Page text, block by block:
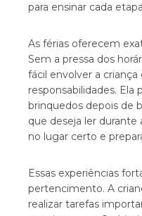
para ensinar cada
As férias oferecem
Sem a pressa dos
fácil envolver a
responsabilidades. Ela
brinquedos depois de
que deseja ler durante
no lugar certo e
Essas experiências
pertencimento. A
realizar tarefas